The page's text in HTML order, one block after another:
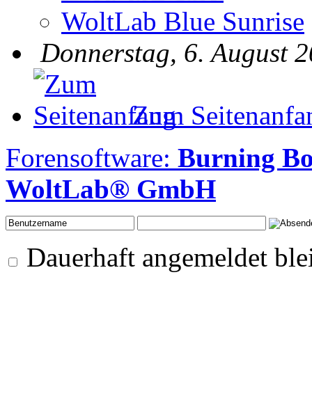
WoltLab Blue Sunrise
Donnerstag, 6. August
Zum
Forensoftware: Burning
WoltLab® GmbH
Dauerhaft angemeldet